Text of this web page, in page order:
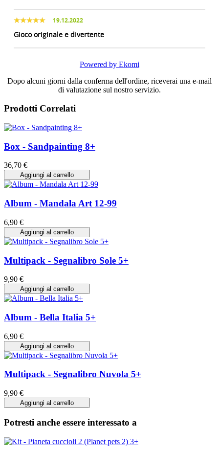
19.12.2022
Gioco originale e divertente
Powered by Ekomi
Dopo alcuni giorni dalla conferma dell'ordine, riceverai una e-mail
di valutazione sul nostro servizio.
Prodotti Correlati
Box - Sandpainting 8+
36,70 €
Aggiungi al carrello
Album - Mandala Art 12-99
6,90 €
Aggiungi al carrello
Multipack - Segnalibro Sole 5+
9,90 €
Aggiungi al carrello
Album - Bella Italia 5+
6,90 €
Aggiungi al carrello
Multipack - Segnalibro Nuvola 5+
9,90 €
Aggiungi al carrello
Potresti anche essere interessato a